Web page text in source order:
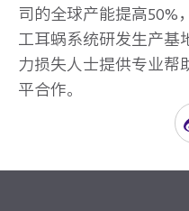
司的全球产能提高50%
工耳蜗系统研发生产基
力损失人士提供专业帮
平合作。